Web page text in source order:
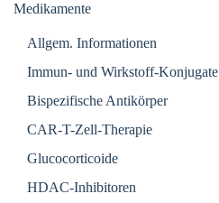
Medikamente
Allgem. Informationen
Immun- und Wirkstoff-Konjugate
Bispezifische Antikörper
CAR-T-Zell-Therapie
Glucocorticoide
HDAC-Inhibitoren